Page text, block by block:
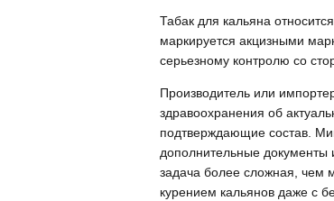
Табак для кальяна
маркируется акцизными
серьезному контролю со
Производитель или
здравоохранения об
подтверждающие состав.
дополнительные документы
задача более сложная, чем
курением кальянов даже с